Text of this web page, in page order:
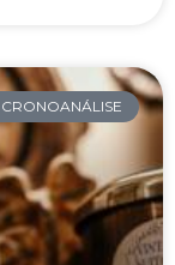
CRONOANÁLISE